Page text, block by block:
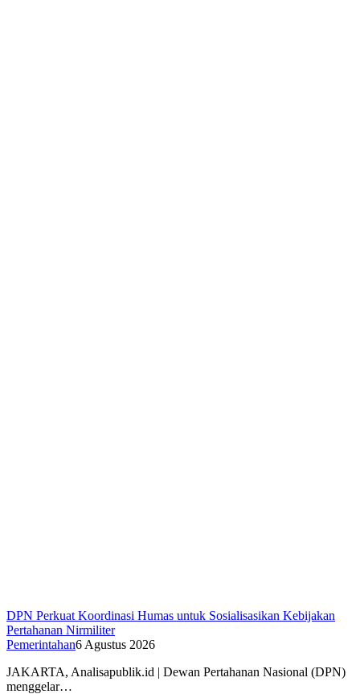
DPN Perkuat Koordinasi Humas untuk Sosialisasikan Kebijakan
Pertahanan Nirmiliter
Pemerintahan6 Agustus 2026
JAKARTA, Analisapublik.id | Dewan Pertahanan Nasional (DPN)
menggelar…